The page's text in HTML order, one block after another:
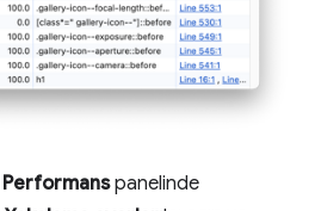
Performanspanelinde